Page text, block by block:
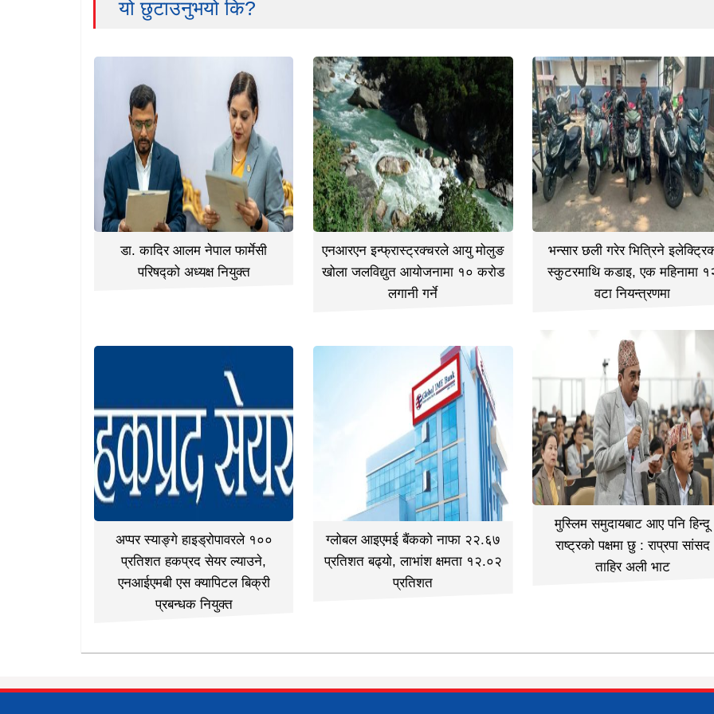
यो छुटाउनुभयो कि?
डा. कादिर आलम नेपाल फार्मेसी
परिषद्को अध्यक्ष नियुक्त
एनआरएन इन्फ्रास्ट्रक्चरले आयु मोलुङ
खोला जलविद्युत आयोजनामा १० करोड
लगानी गर्ने
भन्सार छली गरेर भित्रिने
स्कुटरमाथि कडाइ, एक महिनामा
वटा नियन्त्रणमा
अप्पर स्याङ्गे हाइड्रोपावरले १००
प्रतिशत हकप्रद सेयर ल्याउने,
एनआईएमबी एस क्यापिटल बिक्री
प्रबन्धक नियुक्त
ग्लोबल आइएमई बैंकको नाफा २२.६७
प्रतिशत बढ्यो, लाभांश क्षमता १२.०२
प्रतिशत
मुस्लिम समुदायबाट आए पनि हिन्दू
राष्ट्रको पक्षमा छु : राप्रपा सांसद
ताहिर अली भाट